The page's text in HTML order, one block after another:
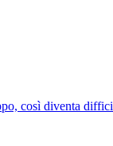
così diventa